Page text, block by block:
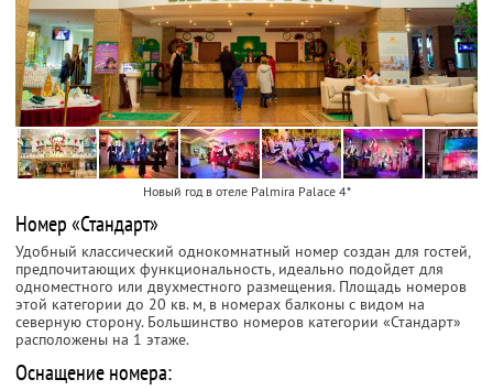
Новый год в отеле Palmira Palace 4*
Номер «Стандарт»
Удобный классический однокомнатный номер создан для гостей,
предпочитающих функциональность, идеально подойдет для
одноместного или двухместного размещения. Площадь номеров
этой категории до 20 кв. м, в номерах балконы с видом на
северную сторону. Большинство номеров категории «Стандарт»
расположены на 1 этаже.
Оснащение номера: